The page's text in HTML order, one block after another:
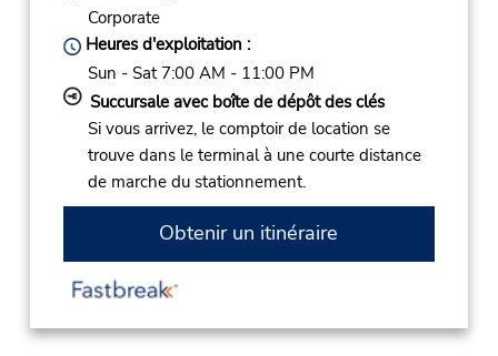
Corporate
Heures d'exploitation :
Sun - Sat 7:00 AM - 11:00 PM
Succursale avec boîte de dépôt des clés
Si vous arrivez, le comptoir de location se
trouve dans le terminal à une courte distance
de marche du stationnement.
Obtenir un itinéraire